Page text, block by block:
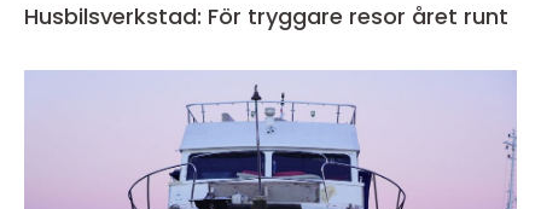
Husbilsverkstad: För tryggare resor året runt